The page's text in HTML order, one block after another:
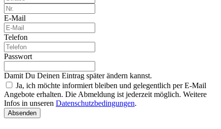
E-Mail
Telefon
Passwort
Damit Du Deinen Eintrag später ändern kannst.
Ja, ich möchte informiert bleiben und gelegentlich per E-Mail
Angebote erhalten. Die Abmeldung ist jederzeit möglich. Weitere
Infos in unseren Datenschutzbedingungen.
Absenden